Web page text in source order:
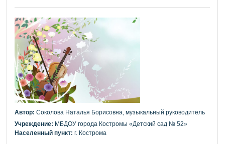
Автор:Соколова Наталья Борисовна, музыкальный руководитель
Учреждение: МБДОУ города Костромы «Детский сад № 52»
Населенный пункт:г. Кострома